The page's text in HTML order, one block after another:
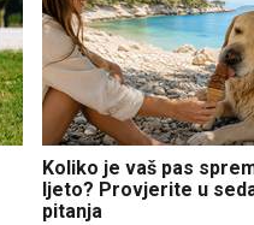
Koliko je vaš pas
ljeto? Provjerite u
pitanja